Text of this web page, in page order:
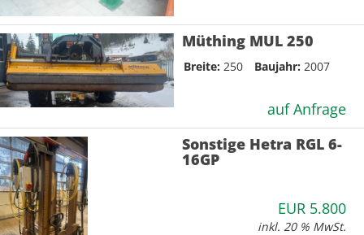
Müthing MUL 250
Breite: 250 Baujahr: 2007
auf Anfrage
Sonstige Hetra RGL 6-
16GP
EUR 5.800
inkl. 20 % MwSt.